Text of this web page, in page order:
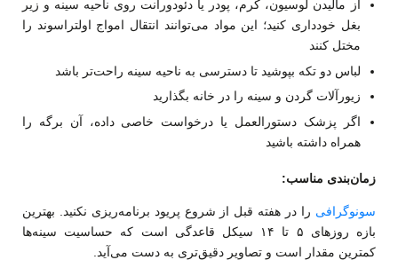
از مالیدن لوسیون، کرم، پودر یا دئودورانت روی ناحیه سینه و زیر
بغل خودداری کنید؛ این مواد می‌توانند انتقال امواج اولتراسوند را
مختل کنند
لباس دو تکه بپوشید تا دسترسی به ناحیه سینه راحت‌تر باشد
زیورآلات گردن و سینه را در خانه بگذارید
اگر پزشک دستورالعمل یا درخواست خاصی داده، آن برگه را
همراه داشته باشید
زمان‌بندی مناسب:
سونوگرافی را در هفته قبل از شروع پریود برنامه‌ریزی نکنید. بهترین
بازه روزهای ۵ تا ۱۴ سیکل قاعدگی است که حساسیت سینه‌ها
کمترین مقدار است و تصاویر دقیق‌تری به دست می‌آید.